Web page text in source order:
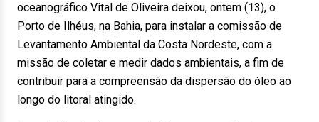
oceanográfico Vital de Oliveira deixou, ontem (13), o
Porto de Ilhéus, na Bahia, para instalar a comissão de
Levantamento Ambiental da Costa Nordeste, com a
missão de coletar e medir dados ambientais, a fim de
contribuir para a compreensão da dispersão do óleo ao
longo do litoral atingido.